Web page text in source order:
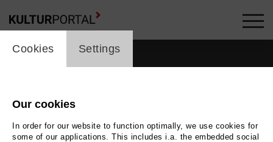
cookie_layer
Cookies Settings
Our cookies
In order for our website to function optimally, we use cookies for
some of our applications. This includes i.a. the embedded social